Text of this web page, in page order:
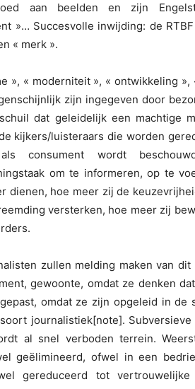
aan beelden en zijn
»… Succesvolle inwijding: de
« merk ».
», « moderniteit », « ontwikkeling
zijn ingegeven door
dat geleidelijk een machtige
kijkers/luisteraars die worden
consument wordt
om te informeren, op te
dienen, hoe meer zij de
versterken, hoe meer zij
zullen melding maken van
gewoonte, omdat ze denken
omdat ze zijn opgeleid in
journalistiek[note].
al snel verboden terrein.
geëlimineerd, ofwel in een
gereduceerd tot